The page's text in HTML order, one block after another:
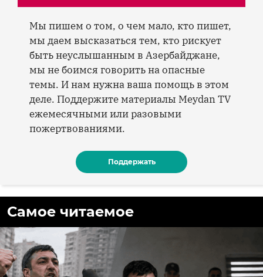
Мы пишем о том, о чем мало, кто пишет,
мы даем высказаться тем, кто рискует
быть неуслышанным в Азербайджане,
мы не боимся говорить на опасные
темы. И нам нужна ваша помощь в этом
деле. Поддержите материалы Meydan TV
ежемесячными или разовыми
пожертвованиями.
Поддержать
Самое читаемое